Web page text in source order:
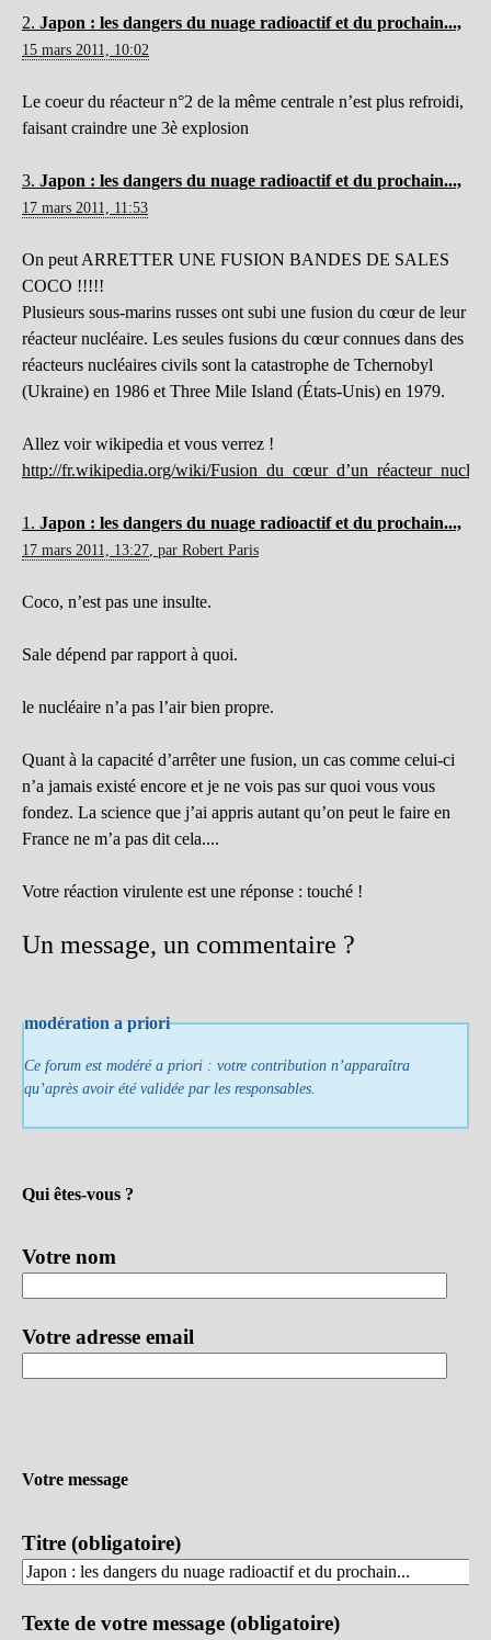
2. Japon : les dangers du nuage radioactif et du prochain...,
15 mars 2011, 10:02
Le coeur du réacteur n°2 de la même centrale n’est plus refroidi,
faisant craindre une 3è explosion
3. Japon : les dangers du nuage radioactif et du prochain...,
17 mars 2011, 11:53
On peut ARRETTER UNE FUSION BANDES DE SALES
COCO !!!!!
Plusieurs sous-marins russes ont subi une fusion du cœur de leur
réacteur nucléaire. Les seules fusions du cœur connues dans des
réacteurs nucléaires civils sont la catastrophe de Tchernobyl
(Ukraine) en 1986 et Three Mile Island (États-Unis) en 1979.
Allez voir wikipedia et vous verrez !
http://fr.wikipedia.org/wiki/
1. Japon : les dangers du nuage radioactif et du prochain...,
17 mars 2011, 13:27, par Robert Paris
Coco, n’est pas une insulte.
Sale dépend par rapport à quoi.
le nucléaire n’a pas l’air bien propre.
Quant à la capacité d’arrêter une fusion, un cas comme celui-ci
n’a jamais existé encore et je ne vois pas sur quoi vous vous
fondez. La science que j’ai appris autant qu’on peut le faire en
France ne m’a pas dit cela....
Votre réaction virulente est une réponse : touché !
Un message, un commentaire ?
modération a priori
Ce forum est modéré a priori : votre contribution n’apparaîtra
qu’après avoir été validée par les responsables.
Qui êtes-vous ?
Votre nom
Votre adresse email
Votre message
Titre (obligatoire)
Texte de votre message (obligatoire)